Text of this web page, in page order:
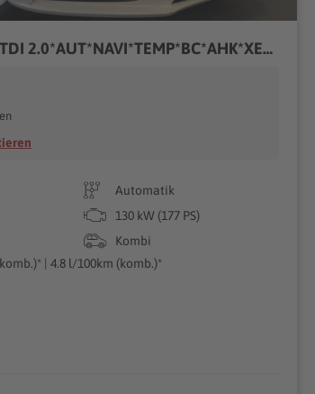
Audi A4 AVANT TDI 2.0*AUT*NAVI*TEMP*BC*AHK*XENON*LM*
Automatik
130 kW (177 PS)
Kombi
| 4.8 l/100km (komb.)*